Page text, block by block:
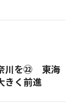
川を㉒ 東海
きく前進